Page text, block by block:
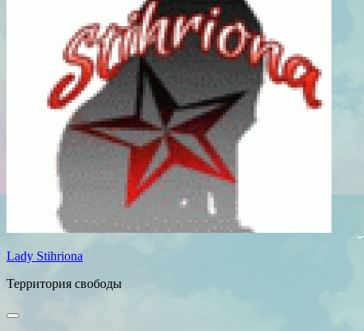
Lady Stihriona
Территория свободы